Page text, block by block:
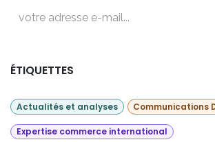
ÉTIQUETTES
Actualités et analyses Communications
Expertise commerce international